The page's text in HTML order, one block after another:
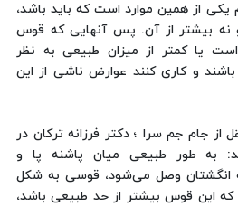
از همین موارد است که باید باشد،
نه بیشتر از آن. پس آنهایی که قوس
یا کمتر از میزان طبیعی به نظر
و کاری کنند عوارض ناشی از این
از جام جم سرا ؛ دکتر فرزانه ترکان در
به طور طبیعی میان پاشنه پا و
انگشتان وصل می‌شود، قوسی به شکل
این قوس بیشتر از حد طبیعی باشد،